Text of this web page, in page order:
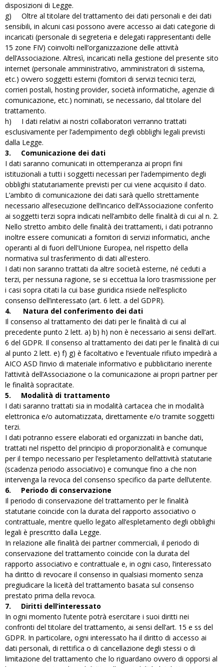
disposizioni di Legge.
g) Oltre al titolare del trattamento dei dati personali e dei dati
sensibili, in alcuni casi possono avere accesso ai dati categorie di
incaricati (personale di segreteria e delegati rappresentanti delle
15 zone FIV) coinvolti nell’organizzazione delle attività
dell’Associazione. Altresì, incaricati nella gestione del presente sito
internet (personale amministrativo, amministratori di sistema,
etc.) ovvero soggetti esterni (fornitori di servizi tecnici terzi,
corrieri postali, hosting provider, società informatiche, agenzie di
comunicazione, etc.) nominati, se necessario, dal titolare del
trattamento.
h) I dati relativi ai nostri collaboratori verranno trattati
esclusivamente per l’adempimento degli obblighi legali previsti
dalla Legge.
3. Comunicazione dei dati
I dati saranno comunicati in ottemperanza ai propri fini
istituzionali a tutti i soggetti necessari per l’adempimento degli
obblighi statutariamente previsti per cui viene acquisito il dato.
L’ambito di comunicazione dei dati sarà quello strettamente
necessario all’esecuzione dell’incarico dell’Associazione conferito
ai soggetti terzi sopra indicati nell’ambito delle finalità di cui al n. 2.
Nello stretto ambito delle finalità dei trattamenti, i dati potranno
inoltre essere comunicati a fornitori di servizi informatici, anche
operanti al di fuori dell'Unione Europea, nel rispetto della
normativa sul trasferimento di dati all'estero.
I dati non saranno trattati da altre società esterne, né ceduti a
terzi, per nessuna ragione, se si eccettua la loro trasmissione per
i casi sopra citati la cui base giuridica risiede nell’esplicito
consenso dell’interessato (art. 6 lett. a del GDPR).
4. Natura del conferimento dei dati
Il consenso al trattamento dei dati per le finalità di cui al
precedente punto 2 lett. a) b) h) non è necessario ai sensi dell’art.
6 del GDPR. Il consenso al trattamento dei dati per le finalità di cui
al punto 2 lett. e) f) g) è facoltativo e l’eventuale rifiuto impedirà a
AICO ASD l’invio di materiale informativo e pubblicitario inerente
l’attività dell’Associazione o la comunicazione ai propri partner per
le finalità sopracitate.
5. Modalità di trattamento
I dati saranno trattati sia in modalità cartacea che in modalità
elettronica e/o automatizzata, direttamente e/o tramite soggetti
terzi.
I dati potranno essere elaborati ed organizzati in banche dati,
trattati nel rispetto del principio di proporzionalità e comunque
per il tempo necessario per l’espletamento dell’attività statutarie
(scadenza periodo associativo) e comunque fino a che non
intervenga la revoca del consenso specifico da parte dell’utente.
6. Periodo di conservazione
Il periodo di conservazione del trattamento per le finalità
statutarie coincide con la durata del rapporto associativo o
contrattuale, mentre quello legato all’espletamento degli obblighi
legali è prescritto dalla Legge.
In relazione alle finalità dei partner commerciali, il periodo di
conservazione del trattamento coincide con la durata del
rapporto associativo e contrattuale e, in ogni caso, l’interessato
ha diritto di revocare il consenso in qualsiasi momento senza
pregiudicare la liceità del trattamento basata sul consenso
prestato prima della revoca.
7. Diritti dell’interessato
In ogni momento l’utente potrà esercitare i suoi diritti nei
confronti del titolare del trattamento, ai sensi dell’art. 15 e ss del
GDPR. In particolare, ogni interessato ha il diritto di accesso ai
dati personali, di rettifica o di cancellazione degli stessi o di
limitazione del trattamento che lo riguardano ovvero di opporsi al